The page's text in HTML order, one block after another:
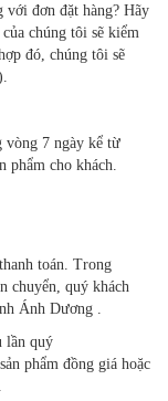
với đơn đặt hàng? Hãy
chúng tôi sẽ kiểm
đó, chúng tôi sẽ
vòng 7 ngày kể từ
phẩm cho khách.
toán. Trong
chuyển, quý khách
Ánh Dương .
lần quý
phẩm đồng giá hoặc